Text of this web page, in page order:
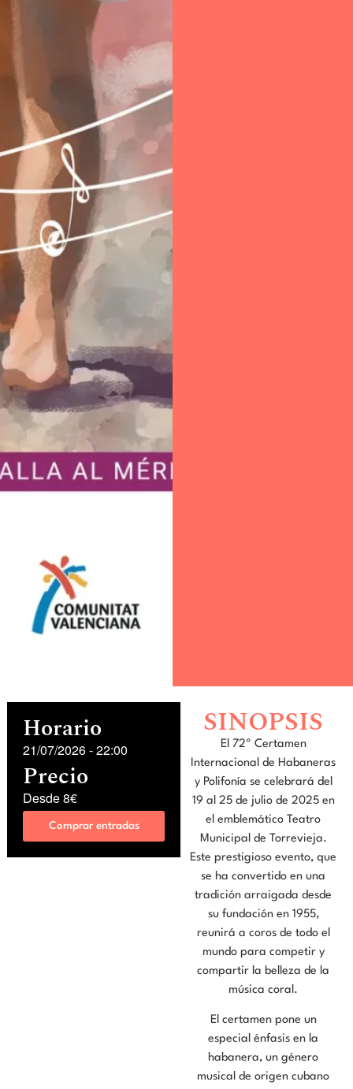
Horario
21/07/2026-22:00
Precio
Desde 8€
Comprar entradas
SINOPSIS
El 72º Certamen
Internacional de Habaneras
y Polifonía se celebrará del
19 al 25 de julio de 2025 en
el emblemático Teatro
Municipal de Torrevieja.
Este prestigioso evento, que
se ha convertido en una
tradición arraigada desde
su fundación en 1955,
reunirá a coros de todo el
mundo para competir y
compartir la belleza de la
música coral.
El certamen pone un
especial énfasis en la
habanera, un género
musical de origen cubano